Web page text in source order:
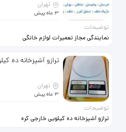
09101459274
https://www.tamirpersian.com
تهران
3 ماه پیش
توضیحات
نمایندگی مجاز تعمیرات لوازم خانگی
تعمیر انواع اجاق گاز لباسشویی
ظرفشویی ماکروفر فر برقی با
متخصصین کارآزموده در محل قیمت
09101459274
https://www.tamirpersian.com
ترازو آشپزخانه ده
تهران
3 ماه پیش
توضیحات
ترازو آشپزخانه ده کیلویی خارجی کره